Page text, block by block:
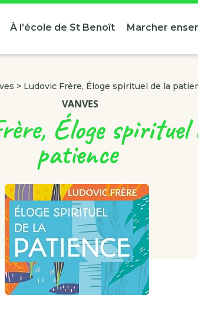
À l’école de St Benoît Marcher
> Ludovic Frère, Éloge spirituel de la
VANVES
Éloge spirituel
patience